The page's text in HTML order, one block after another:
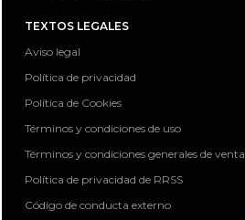
TEXTOS LEGALES
Aviso legal
Política de privacidad
Política de Cookies
Términos y condiciones de uso
Términos y condiciones generales de venta
Política de privacidad de RRSS
Código de conducta externo